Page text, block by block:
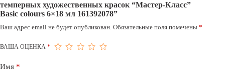
темперных художественных красок “Мастер-Класс”
Basic colours 6×18 мл 161392078”
Ваш адрес email не будет опубликован. Обязательные поля помечены *
ВАША ОЦЕНКА *
Имя *